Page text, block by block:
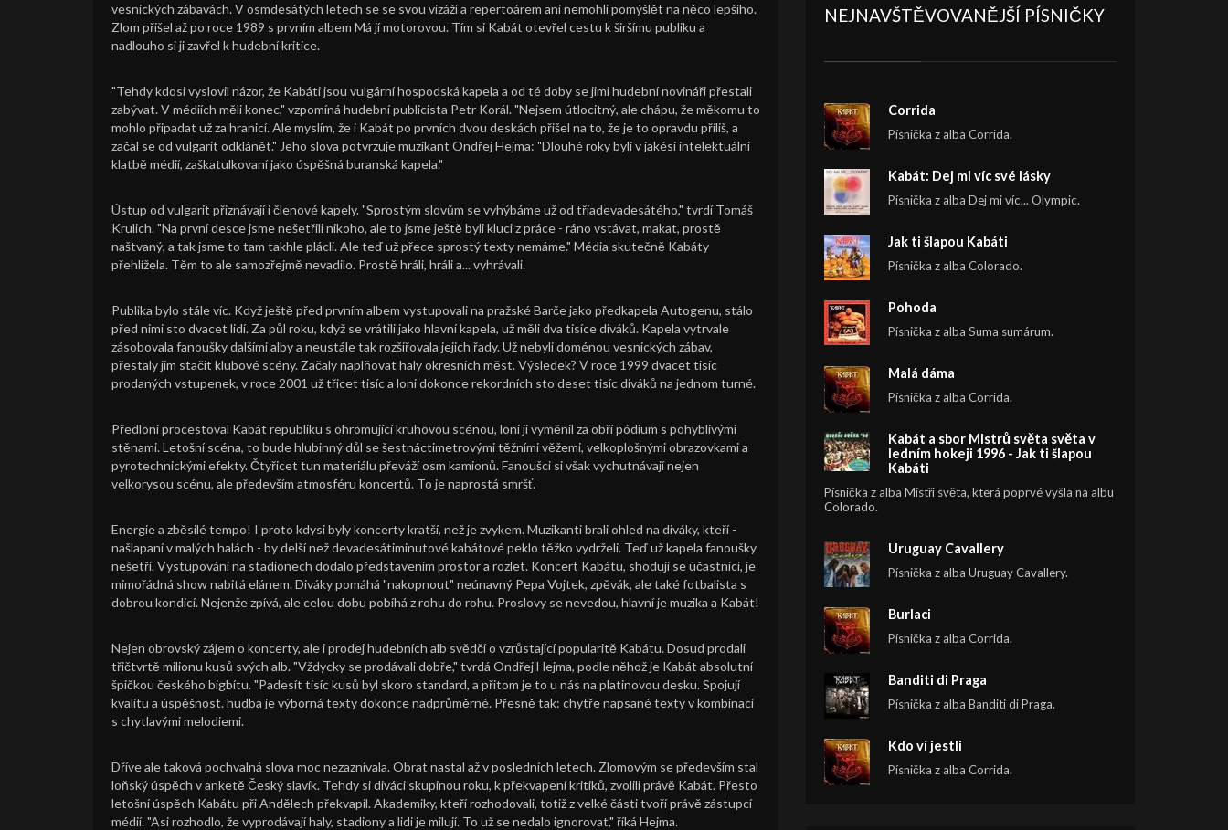
vesnických zábavách. V osmdesátých letech se se svou vizáží a repertoárem ani nemohli pomýšlět na něco lepšího.
Zlom přišel až po roce 1989 s prvním albem Má jí motorovou. Tím si Kabát otevřel cestu k širšímu publiku a
nadlouho si ji zavřel k hudební kritice.
"Tehdy kdosi vyslovil názor, že Kabáti jsou vulgární hospodská kapela a od té doby se jimi hudební novináři přestali
zabývat. V médiích měli konec," vzpomíná hudební publicista Petr Korál. "Nejsem útlocitný, ale chápu, že měkomu to
mohlo připadat už za hranicí. Ale myslím, že i Kabát po prvních dvou deskách přišel na to, že je to opravdu příliš, a
začal se od vulgarit odklánět." Jeho slova potvrzuje muzikant Ondřej Hejma: "Dlouhé roky byli v jakési intelektuální
klatbě médií, zaškatulkovaní jako úspěšná buranská kapela."
Ústup od vulgarit přiznávají i členové kapely. "Sprostým slovům se vyhýbáme už od třiadevadesátého," tvrdí Tomáš
Krulich. "Na první desce jsme nešetřili nikoho, ale to jsme ještě byli kluci z práce - ráno vstávat, makat, prostě
naštvaný, a tak jsme to tam takhle plácli. Ale teď už přece sprostý texty nemáme." Média skutečně Kabáty
přehlížela. Těm to ale samozřejmě nevadilo. Prostě hráli, hráli a... vyhrávali.
Publika bylo stále víc. Když ještě před prvním albem vystupovali na pražské Barče jako předkapela Autogenu, stálo
před nimi sto dvacet lidí. Za půl roku, když se vrátili jako hlavní kapela, už měli dva tisíce diváků. Kapela vytrvale
zásobovala fanoušky dalšími alby a neustále tak rozšiřovala jejich řady. Už nebyli doménou vesnických zábav,
přestaly jim stačit klubové scény. Začaly naplňovat haly okresních měst. Výsledek? V roce 1999 dvacet tisíc
prodaných vstupenek, v roce 2001 už třicet tisíc a loni dokonce rekordních sto deset tisíc diváků na jednom turné.
Předloni procestoval Kabát republiku s ohromující kruhovou scénou, loni ji vyměnil za obří pódium s pohyblivými
stěnami. Letošní scéna, to bude hlubinný důl se šestnáctimetrovými těžními věžemi, velkoplošnými obrazovkami a
pyrotechnickými efekty. Čtyřicet tun materiálu převáží osm kamionů. Fanoušci si však vychutnávají nejen
velkorysou scénu, ale především atmosféru koncertů. To je naprostá smršť.
Energie a zběsilé tempo! I proto kdysi byly koncerty kratší, než je zvykem. Muzikanti brali ohled na diváky, kteří -
našlapaní v malých halách - by delší než devadesátiminutové kabátové peklo těžko vydrželi. Teď už kapela fanoušky
nešetří. Vystupování na stadionech dodalo představením prostor a rozlet. Koncert Kabátu, shodují se účastníci, je
mimořádná show nabitá elánem. Diváky pomáhá "nakopnout" neúnavný Pepa Vojtek, zpěvák, ale také fotbalista s
dobrou kondicí. Nejenže zpívá, ale celou dobu pobíhá z rohu do rohu. Proslovy se nevedou, hlavní je muzika a Kabát!
Nejen obrovský zájem o koncerty, ale i prodej hudebních alb svědčí o vzrůstající popularitě Kabátu. Dosud prodali
třičtvrtě milionu kusů svých alb. "Vždycky se prodávali dobře," tvrdá Ondřej Hejma, podle něhož je Kabát absolutní
špičkou českého bigbítu. "Padesít tisíc kusů byl skoro standard, a přitom je to u nás na platinovou desku. Spojují
kvalitu a úspěšnost. hudba je výborná texty dokonce nadprůměrné. Přesně tak: chytře napsané texty v kombinaci
s chytlavými melodiemi.
Dříve ale taková pochvalná slova moc nezaznívala. Obrat nastal až v posledních letech. Zlomovým se především stal
loňský úspěch v anketě Český slavík. Tehdy si diváci skupinou roku, k překvapení kritiků, zvolili právě Kabát. Přesto
letošní úspěch Kabátu při Andělech překvapil. Akademiky, kteří rozhodovali, totiž z velké části tvoří právě zástupcí
médií. "Asi rozhodlo, že vyprodávají haly, stadiony a lidi je milují. To už se nedalo ignorovat," říká Hejma.
NEJNAVŠTĚVOVANĚJŠÍ PÍSNIČKY
Corrida
Písnička z alba Corrida.
Kabát: Dej mi víc své lásky
Písnička z alba Dej mi víc... Olympic.
Jak ti šlapou Kabáti
Písnička z alba Colorado.
Pohoda
Písnička z alba Suma sumárum.
Malá dáma
Písnička z alba Corrida.
Kabát a sbor Mistrů světa světa v
ledním hokeji 1996 - Jak ti šlapou
Kabáti
Písnička z alba Mistři světa, která poprvé vyšla na albu
Colorado.
Uruguay Cavallery
Písnička z alba Uruguay Cavallery.
Burlaci
Písnička z alba Corrida.
Banditi di Praga
Písnička z alba Banditi di Praga.
Kdo ví jestli
Písnička z alba Corrida.